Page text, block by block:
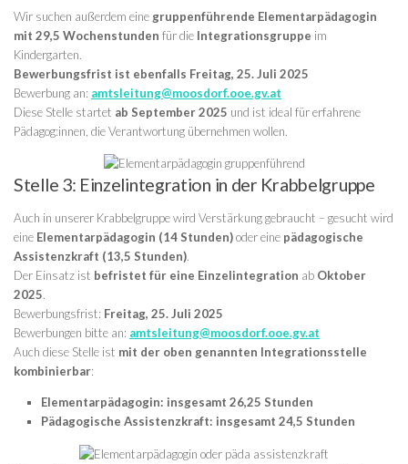
Wir suchen außerdem einegruppenführende Elementarpädagogin
mit 29,5 Wochenstunden für die Integrationsgruppe im
Kindergarten.
Bewerbungsfrist ist ebenfalls Freitag, 25. Juli 2025
Bewerbung an: amtsleitung@moosdorf.ooe.gv.at
Diese Stelle startet ab September 2025 und ist ideal für erfahrene
Pädagog:innen, die Verantwortung übernehmen wollen.
Stelle 3: Einzelintegration in der Krabbelgruppe
Auch in unserer Krabbelgruppe wird Verstärkung gebraucht – gesucht wird
eine Elementarpädagogin (14 Stunden)oder eine pädagogische
Assistenzkraft (13,5 Stunden).
Der Einsatz ist befristet für eine Einzelintegration ab Oktober
2025.
Bewerbungsfrist: Freitag, 25. Juli 2025
Bewerbungen bitte an: amtsleitung@moosdorf.ooe.gv.at
Auch diese Stelle ist mit der oben genannten Integrationsstelle
kombinierbar:
Elementarpädagogin: insgesamt 26,25 Stunden
Pädagogische Assistenzkraft: insgesamt 24,5 Stunden